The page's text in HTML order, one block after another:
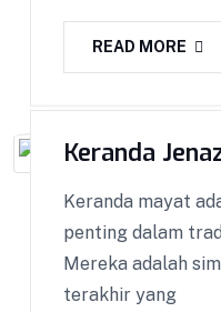
READ MORE
Keranda
Keranda mayat
penting dalam
Mereka adalah
terakhir yang